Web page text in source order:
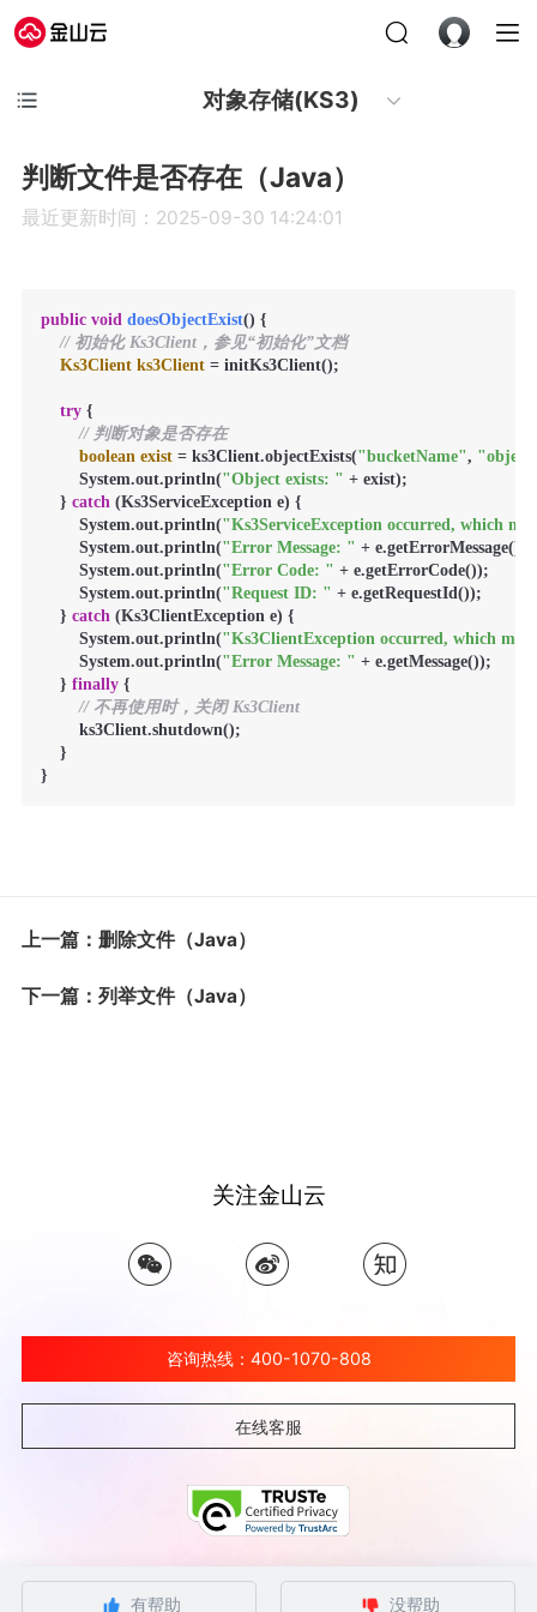
对象存储(KS3)
判断文件是否存在（Java）
最近更新时间：2025-09-30 14:24:01
public void doesObjectExist() {
// 初始化 Ks3Client，参见“初始化”文档
Ks3Client ks3Client = initKs3Client();
try {
// 判断对象是否存在
boolean exist = ks3Client.objectExists("bucketName",
        System.out.println(
"Object exists: " + exist);
    }
catch (Ks3ServiceException e) {
        System.out.println(
"Ks3ServiceException occurred, which
        System.out.println(
"Error Message: " + e.getErrorMessage());
        System.out.println(
"Error Code: " + e.getErrorCode());
        System.out.println(
"Request ID: " + e.getRequestId());
    }
catch (Ks3ClientException e) {
        System.out.println(
"Ks3ClientException occurred, which
        System.out.println(
"Error Message: " + e.getMessage());
    }
finally {
// 不再使用时，关闭 Ks3Client
        ks3Client.shutdown();
    }
}
上一篇：删除文件（Java）
下一篇：列举文件（Java）
有帮助 没帮助
关注金山云
咨询热线：400-1070-808
在线客服
©北京金山云网络技术有限公司 2026 Ksyun All Rights Reserved Kingsoft Corp.